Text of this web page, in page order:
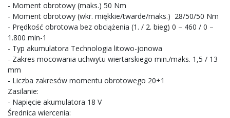
- Moment obrotowy (maks.) 50 Nm
- Moment obrotowy (wkr. miękkie/twarde/maks.) 28/50/50 Nm
- Prędkość obrotowa bez obciążenia (1. / 2. bieg) 0 – 460 / 0 –
1.800 min-1
- Typ akumulatora Technologia litowo-jonowa
- Zakres mocowania uchwytu wiertarskiego min./maks. 1,5 / 13
mm
- Liczba zakresów momentu obrotowego 20+1
Zasilanie:
- Napięcie akumulatora 18 V
Średnica wiercenia: